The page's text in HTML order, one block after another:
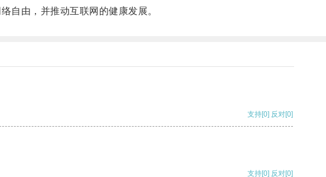
由，并推动互联网的健康发展。
支持[0] 反对[0]
支持[0] 反对[0]